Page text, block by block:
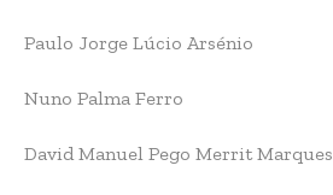
Paulo Jorge Lúcio Arsénio
Nuno Palma Ferro
David Manuel Pego Merrit Marques